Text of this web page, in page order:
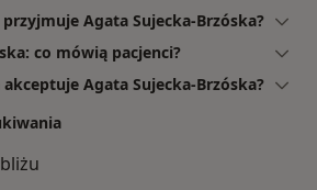
Agata Sujecka-Brzóska?
co mówią pacjenci?
akceptuje Agata Sujecka-Brzóska?